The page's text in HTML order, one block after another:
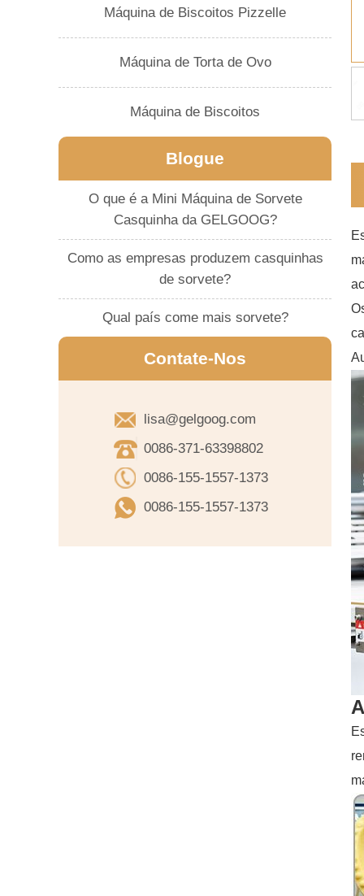
Máquina de Biscoitos Pizzelle
Máquina de Torta de Ovo
Máquina de Biscoitos
Blogue
O que é a Mini Máquina de Sorvete
Casquinha da GELGOOG?
Como as empresas produzem casquinhas
de sorvete?
Qual país come mais sorvete?
Contate-Nos
lisa@gelgoog.com
0086-371-63398802
0086-155-1557-1373
0086-155-1557-1373